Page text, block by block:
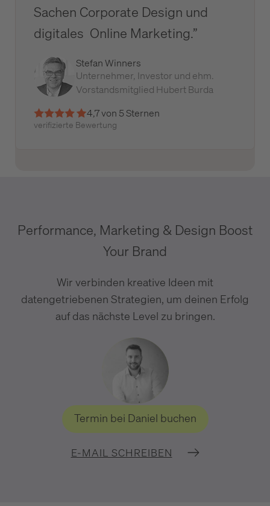
Sachen Corporate Design und
digitales Online Marketing.”
Stefan Winners
Unternehmer, Investor und ehm.
Vorstandsmitglied Hubert Burda
4,7 von 5 Sternen
verifizierte Bewertung
Performance, Marketing & Design Boost
Your Brand
Wir verbinden kreative Ideen mit
datengetriebenen Strategien, um deinen Erfolg
auf das nächste Level zu bringen.
Termin bei Daniel buchen
E-MAIL SCHREIBEN